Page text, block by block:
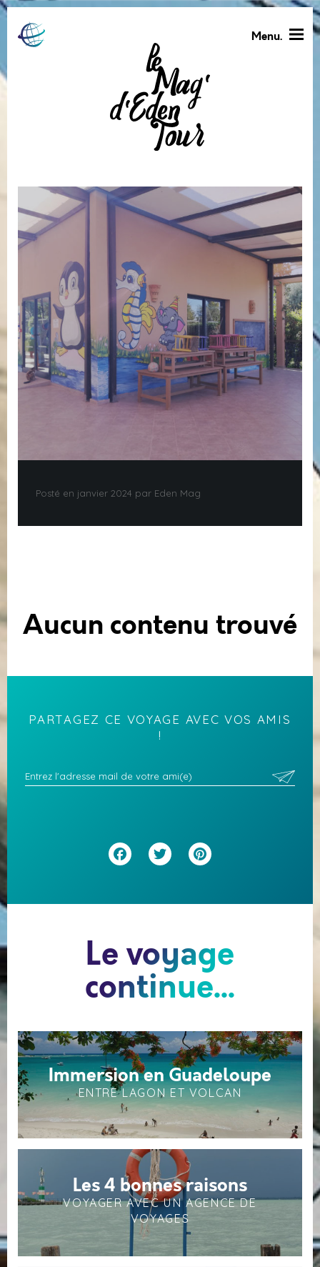
Menu.
Posté en janvier 2024 par Eden Mag
Aucun contenu trouvé
PARTAGEZ CE VOYAGE AVEC VOS AMIS
!
Facebook
Twitter
Le voyage
continue...
Immersion en Guadeloupe
ENTRE LAGON ET VOLCAN
Les 4 bonnes raisons
VOYAGER AVEC UN AGENCE DE
VOYAGES